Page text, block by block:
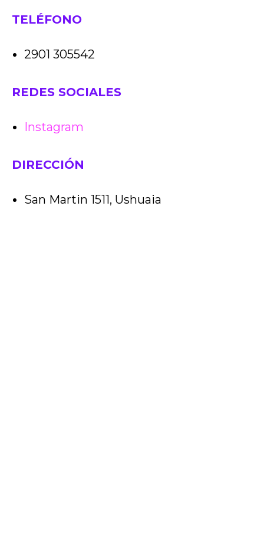
TELÉFONO
2901 305542
REDES SOCIALES
Instagram
DIRECCIÓN
San Martin 1511, Ushuaia